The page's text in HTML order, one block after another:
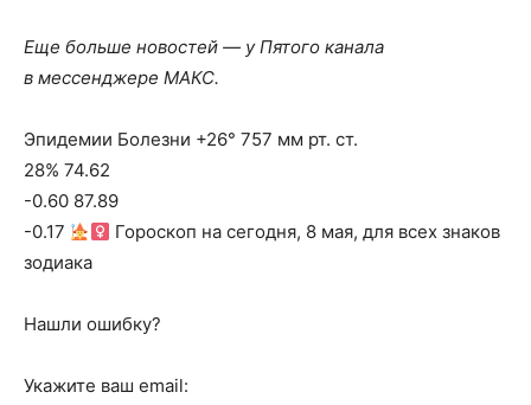
Еще больше новостей — у Пятого канала
в мессенджере МАКС.
Эпидемии Болезни +26° 757 мм рт. ст.
28% 74.62
-0.60 87.89
-0.17
Гороскоп на сегодня, 8 мая, для всех знаков
зодиака
Нашли ошибку?
Укажите ваш email: